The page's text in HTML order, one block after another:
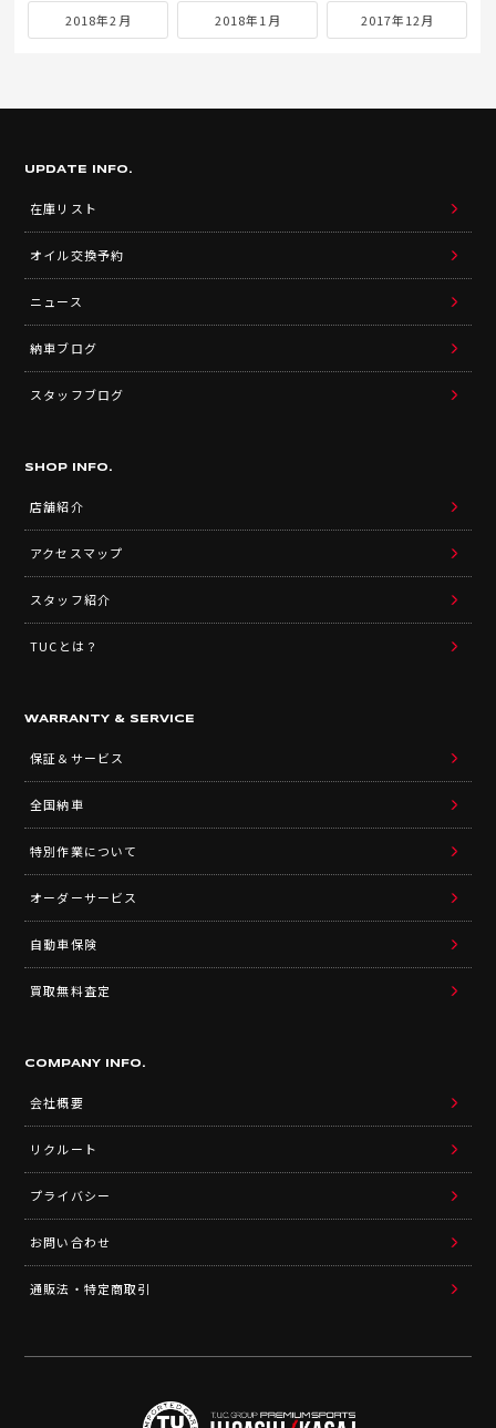
2018年2月 2018年1月 2017年12月
UPDATE INFO.
在庫リスト
オイル交換予約
ニュース
納車ブログ
スタッフブログ
SHOP INFO.
店舗紹介
アクセスマップ
スタッフ紹介
TUCとは？
WARRANTY & SERVICE
保証＆サービス
全国納車
特別作業について
オーダーサービス
自動車保険
買取無料査定
COMPANY INFO.
会社概要
リクルート
プライバシー
お問い合わせ
通販法・特定商取引